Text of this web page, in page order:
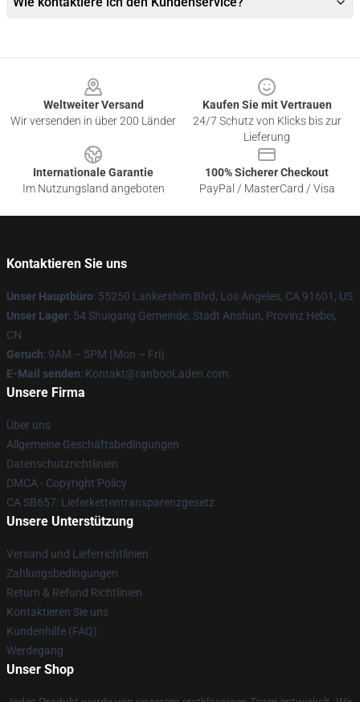
Weltweiter Versand
Wir versenden in über 200 Länder
Kaufen Sie mit Vertrauen
24/7 Schutz von Klicks bis zur
Lieferung
Internationale Garantie
Im Nutzungsland angeboten
100% Sicherer Checkout
PayPal / MasterCard / Visa
Kontaktieren Sie uns
Unser Hauptbüro: 55250 Lankershim Blvd, Los Angeles, CA 91601, US
Unser Lager: 54 Shuigang Gemeinde, Stadt Anshun, Provinz Hebei,
CN
Geruch: 9AM – 5PM (Mon – Fri)
E-Mail senden: Kontakt@ranbooLaden.com
Unsere Firma
Über uns
Allgemeine Geschäftsbedingungen
Datenschutzrichtlinien
DMCA - Copyright Policy
CA SB657: Lieferkettentransparenzgesetz
Unsere Unterstützung
Versand und Lieferrichtlinien
Zahlungsbedingungen
Return & Refund Richtlinien
Kontaktieren Sie uns
Kundenhilfe (FAQ)
Werdegang
Unser Shop